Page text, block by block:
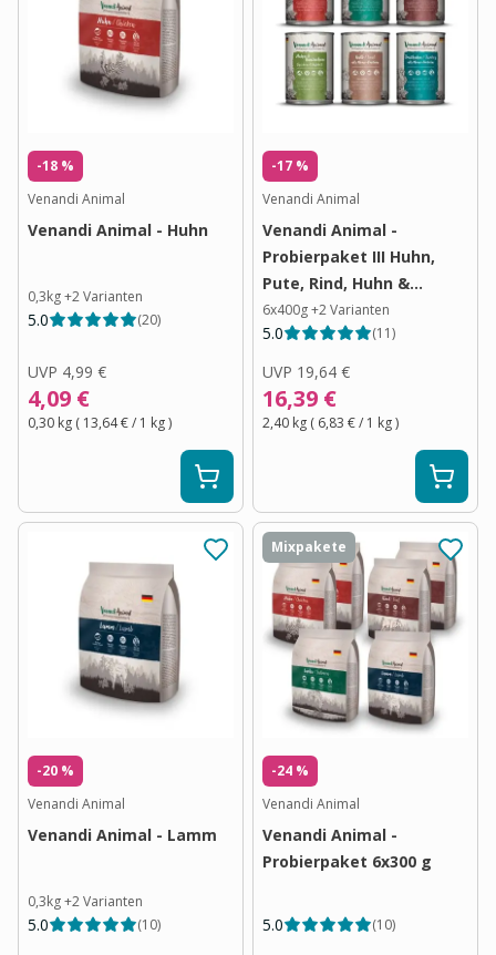
-18 %
Venandi Animal
Venandi Animal - Huhn
0,3kg+2Varianten
5.0 (20)
UVP 4,99 €
4,09 €
0,30 kg ( 13,64 €/ 1 kg)
-17 %
Venandi Animal
Venandi Animal -
Probierpaket III Huhn,
Pute, Rind, Huhn &
Kaninchen, Kalb,
Truthahn
6x400g+2Varianten
5.0 (11)
UVP 19,64 €
16,39 €
2,40 kg ( 6,83 €/ 1 kg)
-20 %
Venandi Animal
Venandi Animal - Lamm
0,3kg+2Varianten
5.0 (10)
Mixpakete
-24 %
Venandi Animal
Venandi Animal -
Probierpaket 6x300 g
5.0 (10)